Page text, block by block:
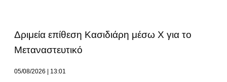
Δριμεία επίθεση Κασιδιάρη μέσω Χ για το
Μεταναστευτικό
05/08/2026 13:01